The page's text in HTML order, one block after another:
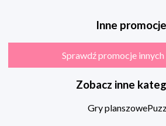
Inne promocje
Sprawdź promocje
Zobacz inne
Gry planszowe